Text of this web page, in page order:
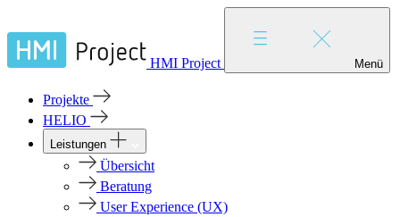
HMI Project Menü
Projekte
HELIO
Leistungen
Übersicht
Beratung
User Experience (UX)